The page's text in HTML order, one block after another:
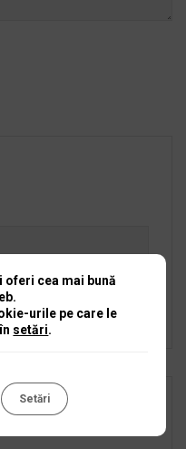
cea mai bună
urile pe care le
setări.
Setări